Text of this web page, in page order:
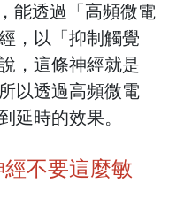
能透過「高頻微電
，以「抑制觸覺
，這條神經就是
以透過高頻微電
延時的效果。
不要這麼敏